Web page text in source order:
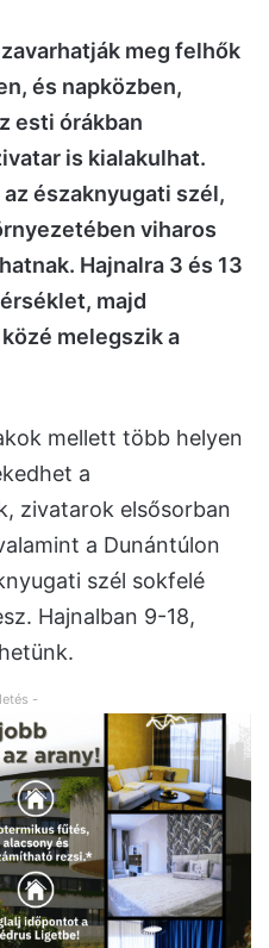
meg felhők
és napközben,
esti órákban
is kialakulhat.
északnyugati szél,
viharos
Hajnalra 3 és 13
majd
melegszik a
mellett több helyen
a
zivatarok elsősorban
a Dunántúlon
szél sokfelé
Hajnalban 9-18,
-